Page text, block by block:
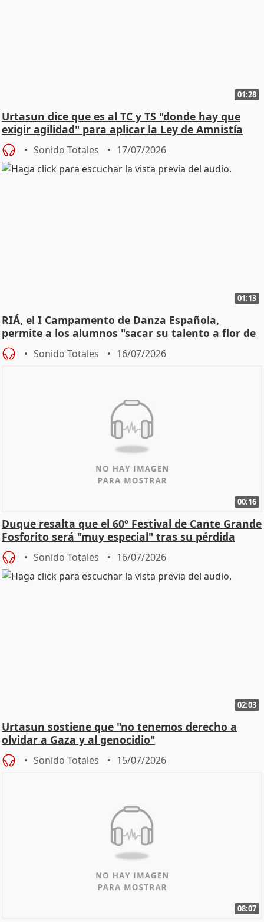
01:28
Urtasun dice que es al TC y TS "donde hay que
exigir agilidad" para aplicar la Ley de Amnistía
Sonido Totales 17/07/2026
01:13
RIÁ, el I Campamento de Danza Española,
permite a los alumnos "sacar su talento a flor de
piel"
Sonido Totales 16/07/2026
00:16
Duque resalta que el 60º Festival de Cante Grande
Fosforito será "muy especial" tras su pérdida
Sonido Totales 16/07/2026
02:03
Urtasun sostiene que "no tenemos derecho a
olvidar a Gaza y al genocidio"
Sonido Totales 15/07/2026
08:07